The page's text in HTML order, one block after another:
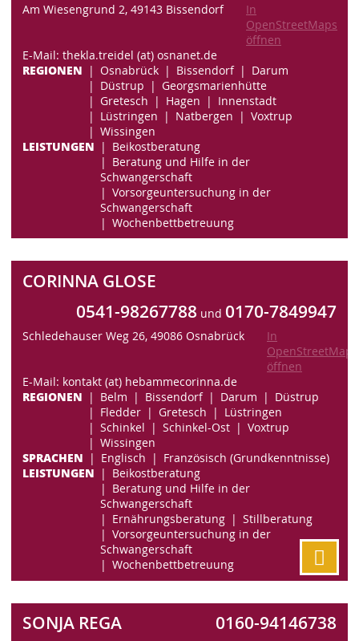
Am Wiesengrund 2, 49143 Bissendorf
In
OpenStreetMaps
öffnen
E-Mail: thekla.treidel (at) osnanet.de
REGIONEN
Osnabrück Bissendorf
Darum
Düstrup
Georgsmarienhütte
Gretesch
Hagen
Innenstadt
Lüstringen
Natbergen
Voxtrup
Wissingen
LEISTUNGEN
Beikostberatung
Beratung und Hilfe in der
Schwangerschaft
Vorsorgeuntersuchung in der
Schwangerschaft
Wochenbettbetreuung
CORINNA GLOSE
0541-98267788 und 0170-7849947
Schledehauser Weg 26, 49086 Osnabrück
In
OpenStreetMaps
öffnen
E-Mail: kontakt (at) hebammecorinna.de
REGIONEN
Belm Bissendorf Darum
Düstrup
Fledder
Gretesch
Lüstringen
Schinkel
Schinkel-Ost
Voxtrup
Wissingen
SPRACHEN
Englisch
Französisch (Grundkenntnisse)
LEISTUNGEN
Beikostberatung
Beratung und Hilfe in der
Schwangerschaft
Ernährungsberatung
Stillberatung
Vorsorgeuntersuchung in der
Schwangerschaft
Wochenbettbetreuung
SONJA REGA 0160-94146738